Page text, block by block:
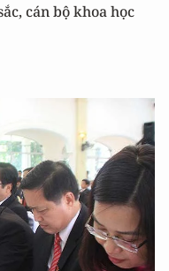
cán bộ khoa học